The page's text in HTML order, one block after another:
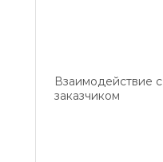
Взаимодействие с
заказчиком